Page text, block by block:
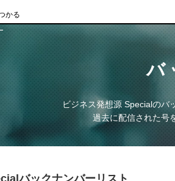
かる
バ
ビジネス発想源 Specialのバ
過去に配信された号
バックナンバーリスト